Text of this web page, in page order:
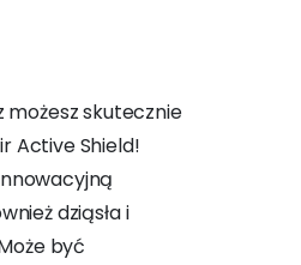
skutecznie
Active Shield!
dziąsła i
być